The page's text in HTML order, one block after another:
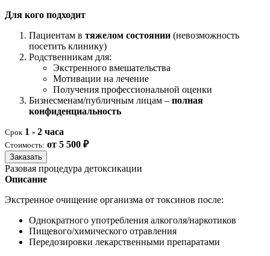
Для кого подходит
Пациентам в тяжелом состоянии (невозможность
посетить клинику)
Родственникам для:
Экстренного вмешательства
Мотивации на лечение
Получения профессиональной оценки
Бизнесменам/публичным лицам – полная
конфиденциальность
Срок 1 - 2 часа
Стоимость: от 5 500 ₽
Заказать
Разовая процедура детоксикации
Описание
Экстренное очищение организма от токсинов после:
Однократного употребления алкоголя/наркотиков
Пищевого/химического отравления
Передозировки лекарственными препаратами